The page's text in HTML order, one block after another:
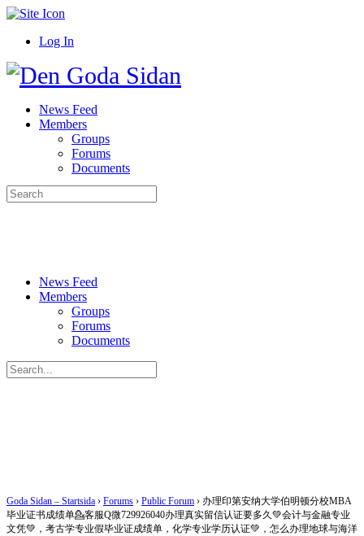
Toggle
Panel
Log In
Toggle
Side
News Feed
Members
Groups
Forums
Documents
More
Sign in
Search
for:
News Feed
Members
Groups
Forums
Documents
Search
for:
Goda Sidan – Startsida › Forums › Public Forum › 办理印第安纳大学伯明顿分校MBA
毕业证书成绩单💁客服Q微729926040办理真实留信认证要多久💚会计与金融专业
文凭💚，考古学专业假毕业证成绩单，化学专业学历认证💚，怎么办理地球与海洋